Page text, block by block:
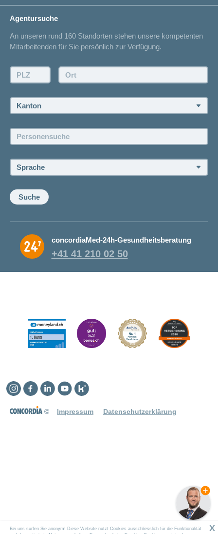
Bei uns surfen Sie anonym! Diese Website nutzt Cookies ausschliesslich für die Funktionalität
X
Lebenssituation
Sparen bei der Versicherung
concordiaMed
Spitalliste
Unfallmeldung
Offertanfrage
Rückruf anfordern
Offene Stellen
Agentursuche
An unseren rund 160 Standorten stehen unsere kompetenten
Mitarbeitenden für Sie persönlich zur Verfügung.
PLZ: Ort:
Kanton:
Personensuche:
Sprache:
Suche
concordiaMed-24h-Gesundheitsberatung
+41 41 210 02 50
© Impressum Datenschutzerklärung
Instagram
Facebook
LinkedinYouTube
Kununu